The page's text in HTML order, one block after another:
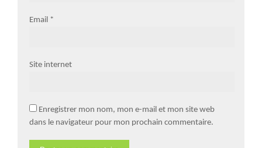
Email *
Site internet
Enregistrer mon nom, mon e-mail et mon site web
dans le navigateur pour mon prochain commentaire.